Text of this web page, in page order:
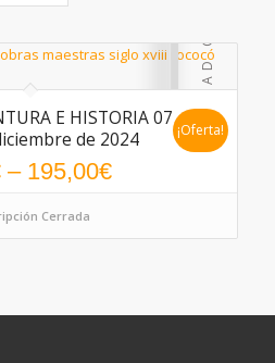
E HISTORIA 07
de 2024
– 195,00€
¡Oferta!
Cerrada